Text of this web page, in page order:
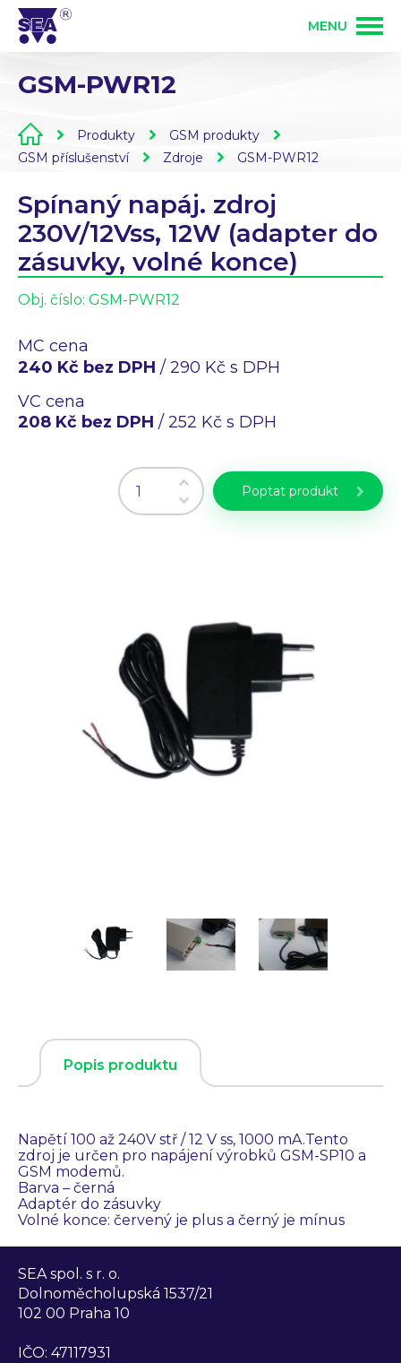
PRODUKTY
GSM produkty
PLC programovatelné automaty
Zakázková výroba elektroniky
WiFi Produkty
SLUŽBY
Vývoj elektroniky
Laserové gravírování
PLC programování
ŘEŠENÍ
O FIRMĚ
Přihlášení partnera
MENU
GSM-PWR12
Produkty
GSM produkty
GSM příslušenství
Zdroje GSM-PWR12
Spínaný napáj. zdroj
230V/12Vss, 12W (adapter do
zásuvky, volné konce)
Obj. číslo: GSM-PWR12
MC cena
240 Kč bez DPH / 290 Kč s DPH
VC cena
208 Kč bez DPH / 252 Kč s DPH
Poptat produkt
Popis produktu
Napětí 100 až 240V stř / 12 V ss, 1000 mA.Tento
zdroj je určen pro napájení výrobků GSM-SP10 a
GSM modemů.
Barva – černá
Adaptér do zásuvky
Volné konce: červený je plus a černý je mínus
SEA spol. s r. o.
Dolnoměcholupská 1537/21
102 00 Praha 10
IČO: 47117931